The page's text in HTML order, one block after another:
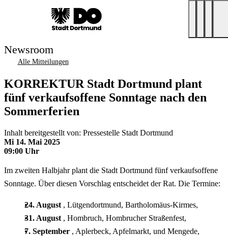
Newsroom
Alle Mitteilungen
KORREKTUR Stadt Dortmund plant
fünf verkaufsoffene Sonntage nach den
Sommerferien
Inhalt bereitgestellt von: Pressestelle Stadt Dortmund
Mi 14. Mai 2025
09:00 Uhr
Im zweiten Halbjahr plant die Stadt Dortmund fünf verkaufsoffene
Sonntage. Über diesen Vorschlag entscheidet der Rat. Die Termine:
24. August , Lütgendortmund, Bartholomäus-Kirmes,
31. August , Hombruch, Hombrucher Straßenfest,
7. September , Aplerbeck, Apfelmarkt, und Mengede,